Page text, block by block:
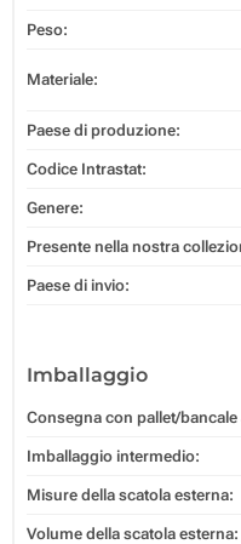
Peso:
Materiale:
Paese di produzione:
Codice Intrastat:
Genere:
Presente nella nostra
Paese di invio:
Imballaggio
Consegna con pallet/bancale
Imballaggio intermedio:
Misure della scatola esterna:
Volume della scatola esterna: